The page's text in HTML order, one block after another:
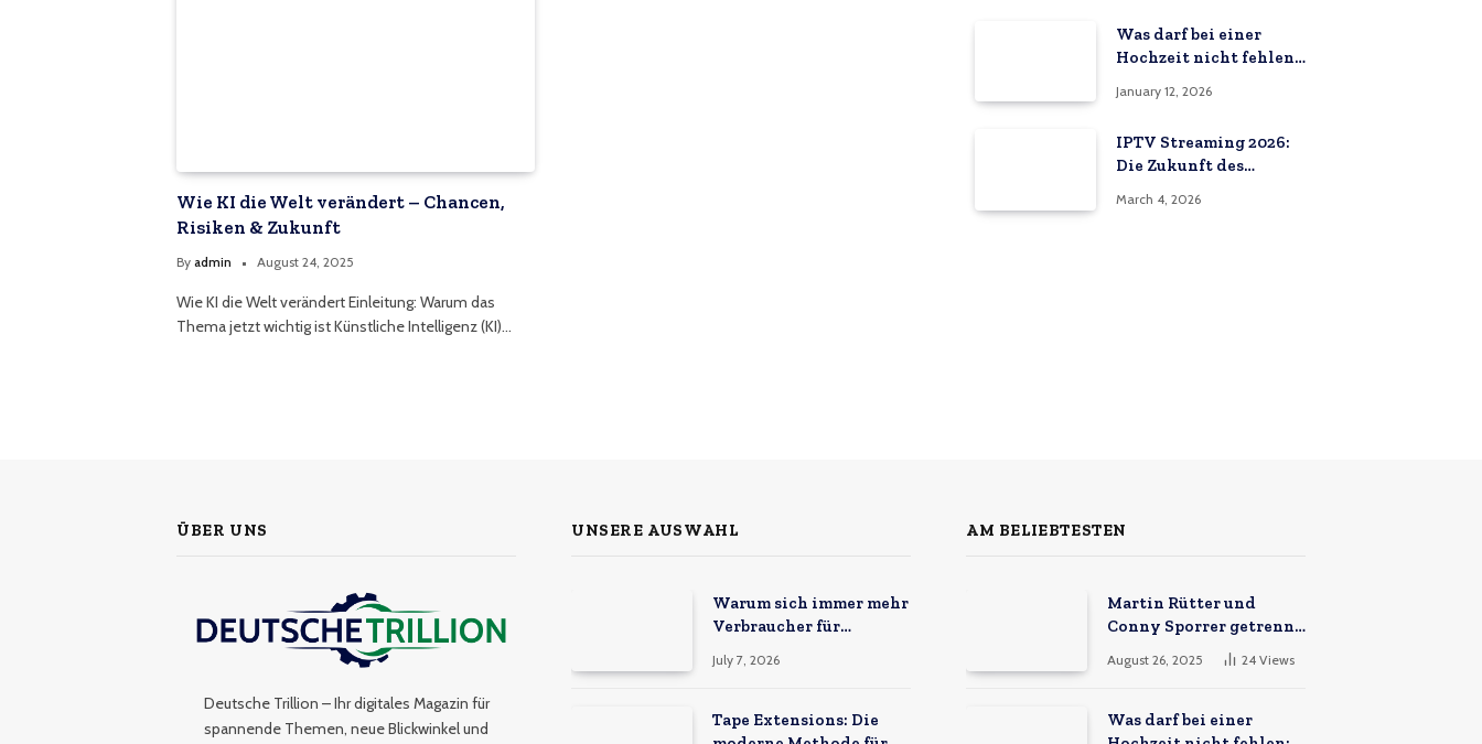
Wie KI die Welt verändert – Chancen,
Risiken & Zukunft
By admin August 24, 2025
Wie KI die Welt verändert Einleitung: Warum das
Thema jetzt wichtig ist Künstliche Intelligenz (KI)…
Was darf bei einer
Hochzeit nicht fehlen:
Hochzeitsvideos
January 12, 2026
IPTV Streaming 2026:
Die Zukunft des
Deutschland
March 4, 2026
ÜBER UNS
Deutsche Trillion – Ihr digitales Magazin für
spannende Themen, neue Blickwinkel und
UNSERE AUSWAHL
Warum sich immer mehr
Verbraucher für
Marktplätze
July 7, 2026
Tape Extensions: Die
AM BELIEBTESTEN
Martin Rütter und
Conny Sporrer getrennt
– Hintergründe &
Zukunft
August 26, 2025 24 Views
Was darf bei einer